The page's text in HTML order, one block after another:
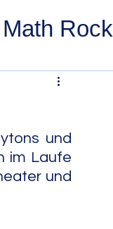
Math Rock
Rock
und
im Laufe
und